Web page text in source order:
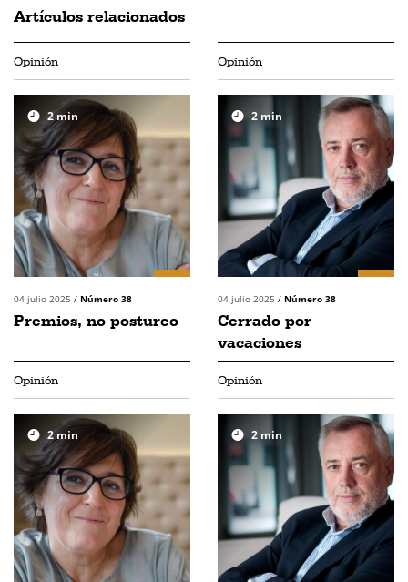
Artículos relacionados
Opinión
2min
04 julio 2025 / Número 38
Premios, no postureo
Opinión
2 min
04 julio 2025 / Número 38
Cerrado por
vacaciones
Opinión
2min
Opinión
2 min